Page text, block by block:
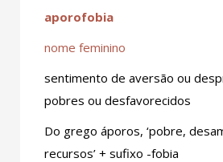
aporofobia
nome feminino
sentimento de aversão ou
pobres ou desfavorecidos
Do grego áporos, ‘pobre,
recursos’ + sufixo -fobia